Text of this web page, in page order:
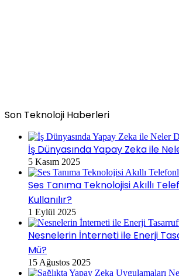
Son Teknoloji Haberleri
İş Dünyasında Yapay Zeka ile
5 Kasım 2025
Ses Tanıma Teknolojisi Akıllı
Kullanılır?
1 Eylül 2025
Nesnelerin İnterneti ile Enerji
Mü?
15 Ağustos 2025